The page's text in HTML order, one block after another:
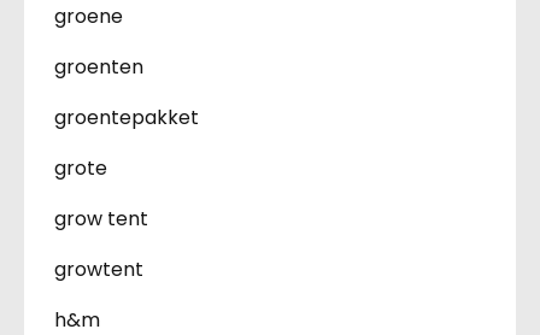
groene
groenten
groentepakket
grote
grow tent
growtent
h&m